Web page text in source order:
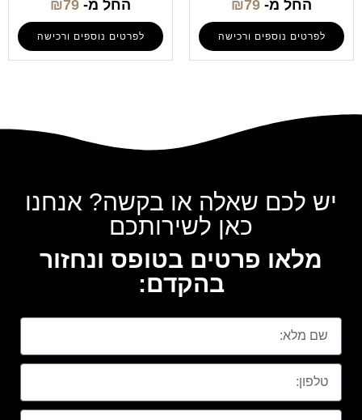
החל מ- ₪79
לפרטים נוספים ורכישה
החל מ- ₪79
לפרטים נוספים ורכישה
יש לכם שאלה או בקשה? אנחנו
כאן לשירותכם
מלאו פרטים בטופס ונחזור
בהקדם: